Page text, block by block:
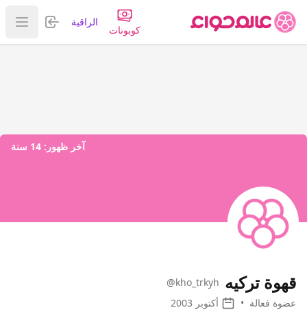
كوبونات
الراقية تسجيل
عرض
آخر ظهور: 14 سنة
قهوة تركيه @kho_trkyh
عضوة فعالة • أكتوبر 2003